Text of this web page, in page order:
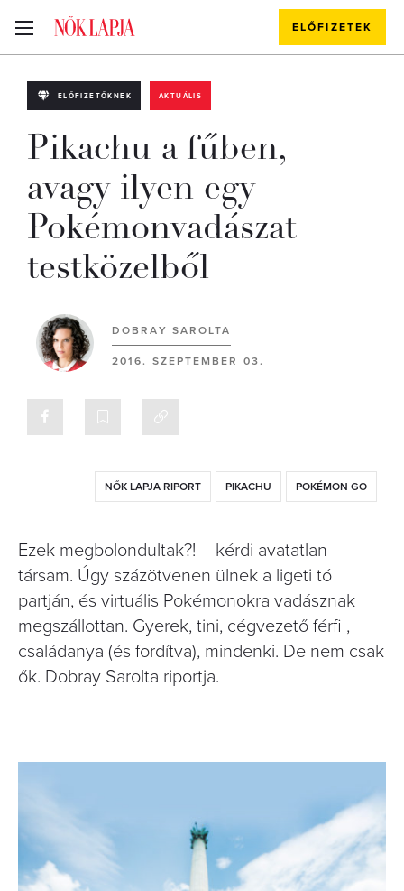
ELŐFIZETEK
ELŐFIZETŐKNEK AKTUÁLIS
Pikachu a fűben,
avagy ilyen egy
Pokémonvadászat
testközelből
DOBRAY SAROLTA
2016. SZEPTEMBER 03.
NŐK LAPJA RIPORT PIKACHU POKÉMON GO
Ezek megbolondultak?! – kérdi avatatlan
társam. Úgy százötvenen ülnek a ligeti tó
partján, és virtuális Pokémonokra vadásznak
megszállottan. Gyerek, tini, cégvezető férfi ,
családanya (és fordítva), mindenki. De nem csak
ők. Dobray Sarolta riportja.